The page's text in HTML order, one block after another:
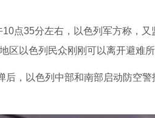
点35分左右，以色列军方称，又
区以色列民众刚刚可以离开避难所
，以色列中部和南部启动防空